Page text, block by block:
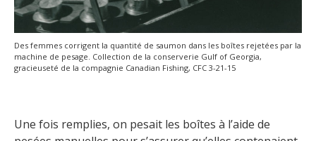
Des femmes corrigent la quantité de saumon dans les boîtes rejetées par la
machine de pesage. Collection de la conserverie Gulf of Georgia,
gracieuseté de la compagnie Canadian Fishing, CFC 3-21-15
Une fois remplies, on pesait les boîtes à l’aide de